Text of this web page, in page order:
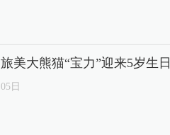
旅美大熊猫“宝力”迎来5岁生日
05日